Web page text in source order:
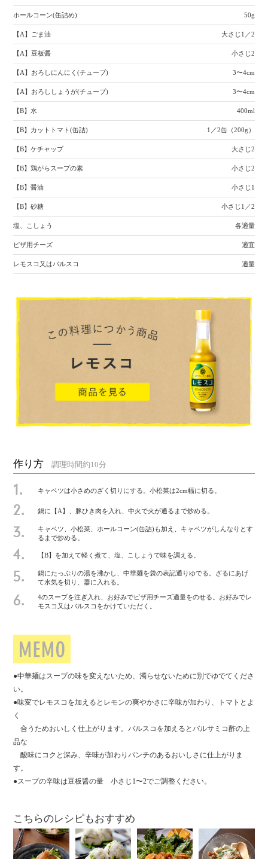
ホールコーン(缶詰め) 50g
【A】ごま油 大さじ1／2
【A】豆板醤 小さじ2
【A】おろしにんにく(チューブ) 3〜4cm
【A】おろししょうが(チューブ) 3〜4cm
【B】水 400ml
【B】カットトマト(缶詰) 1／2缶（200g）
【B】ケチャップ 大さじ2
【B】鶏がらスープの素 小さじ2
【B】醤油 小さじ1
【B】砂糖 小さじ1／2
塩、こしょう 各適量
ピザ用チーズ 適宜
レモスコ又はバルスコ 適量
作り方 調理時間約10分
1. キャベツは小さめのざく切りにする。小松菜は2cm幅に切る。
2. 鍋に【A】、豚ひき肉を入れ、中火で火が通るまで炒める。
3.
キャベツ、小松菜、ホールコーン(缶詰)も加え、キャベツがしんなりとす
るまで炒める。
4. 【B】を加えて軽く煮て、塩、こしょうで味を調える。
5.
鍋にたっぷりの湯を沸かし、中華麺を袋の表記通りゆでる。ざるにあげ
て水気を切り、器に入れる。
6.
4のスープを注ぎ入れ、お好みでピザ用チーズ適量をのせる。お好みでレ
モスコ又はバルスコをかけていただく。
●中華麺はスープの味を変えないため、濁らせないために別でゆでてくださ
い。
●味変でレモスコを加えるとレモンの爽やかさに辛味が加わり、トマトとよ
く
合うためおいしく仕上がります。バルスコを加えるとバルサミコ酢の上
品な
酸味にコクと深み、辛味が加わりパンチのあるおいしさに仕上がりま
す。
●スープの辛味は豆板醤の量 小さじ1〜2でご調整ください。
こちらのレシピもおすすめ